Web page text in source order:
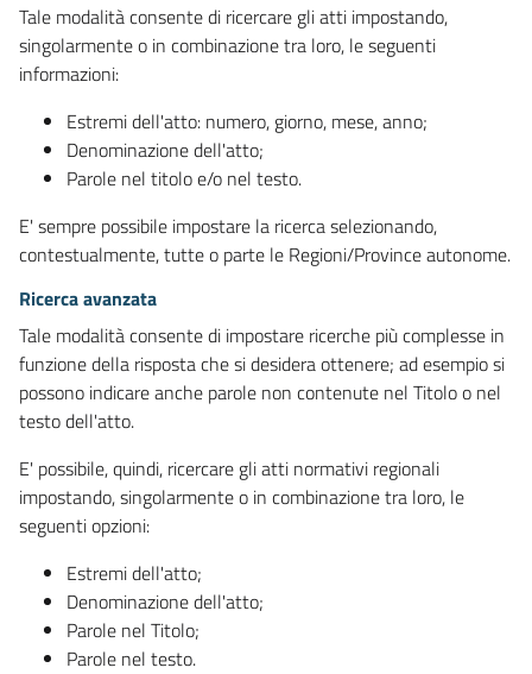
Tale modalità consente di ricercare gli atti impostando,
singolarmente o in combinazione tra loro, le seguenti
informazioni:
Estremi dell'atto: numero, giorno, mese, anno;
Denominazione dell'atto;
Parole nel titolo e/o nel testo.
E' sempre possibile impostare la ricerca selezionando,
contestualmente, tutte o parte le Regioni/Province autonome.
Ricerca avanzata
Tale modalità consente di impostare ricerche più complesse in
funzione della risposta che si desidera ottenere; ad esempio si
possono indicare anche parole non contenute nel Titolo o nel
testo dell'atto.
E' possibile, quindi, ricercare gli atti normativi regionali
impostando, singolarmente o in combinazione tra loro, le
seguenti opzioni:
Estremi dell'atto;
Denominazione dell'atto;
Parole nel Titolo;
Parole nel testo.